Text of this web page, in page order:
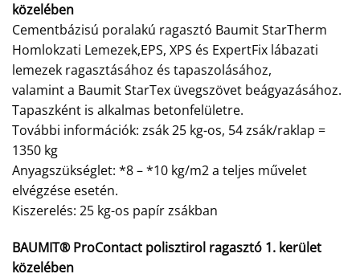
közelében
Cementbázisú poralakú ragasztó Baumit StarTherm
Homlokzati Lemezek,EPS, XPS és ExpertFix lábazati
lemezek ragasztásához és tapaszolásához,
valamint a Baumit StarTex üvegszövet beágyazásához.
Tapaszként is alkalmas betonfelületre.
További információk: zsák 25 kg-os, 54 zsák/raklap =
1350 kg
Anyagszükséglet: *8 – *10 kg/m2 a teljes művelet
elvégzése esetén.
Kiszerelés: 25 kg-os papír zsákban
BAUMIT® ProContact polisztirol ragasztó 1. kerület
közelében